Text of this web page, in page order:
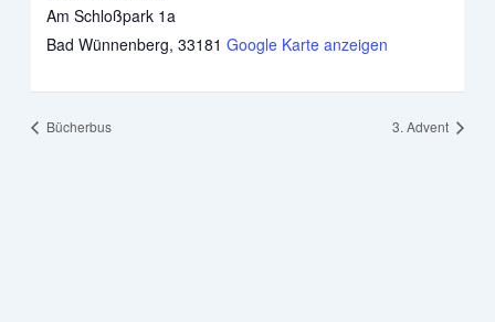
Am Schloßpark 1a
Bad Wünnenberg, 33181 Google Karte anzeigen
Bücherbus 3. Advent